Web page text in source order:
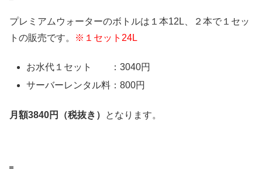
プレミアムウォーターのボトルは１本12L、２本で１セッ
トの販売です。
※１セット24L
お水代１セット ：3040円
サーバーレンタル料：800円
月額3840円（税抜き） となります。